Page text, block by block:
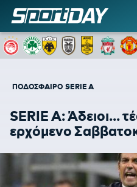
ΠΟΔΟΣΦΑΙΡΟ SERIE A
SERIE A: Άδειοι...
ερχόμενο